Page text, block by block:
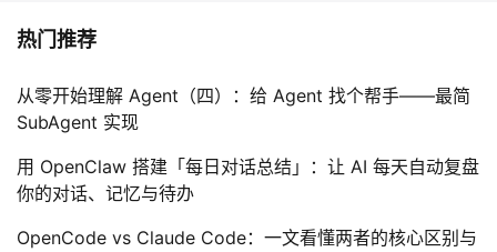
热门推荐
从零开始理解 Agent（四）：给 Agent 找个帮手——最简
SubAgent 实现
用 OpenClaw 搭建「每日对话总结」：让 AI 每天自动复盘
你的对话、记忆与待办
OpenCode vs Claude Code：一文看懂两者的核心区别与